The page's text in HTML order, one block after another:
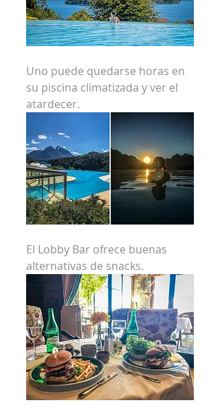
Uno puede quedarse horas en
su piscina climatizada y ver el
atardecer.
El Lobby Bar ofrece buenas
alternativas de snacks.